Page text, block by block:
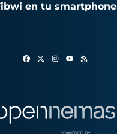
en tu smartphone
FacebookInstagram